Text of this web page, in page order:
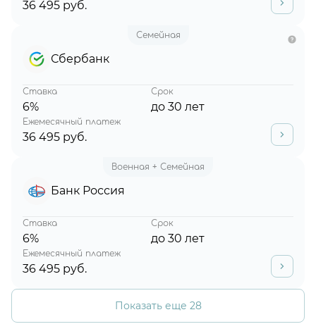
36 495 руб.
Семейная
Сбербанк
Ставка
6%
Срок
до 30 лет
Ежемесячный платеж
36 495 руб.
Военная + Семейная
Банк Россия
Ставка
6%
Срок
до 30 лет
Ежемесячный платеж
36 495 руб.
Показать еще 28